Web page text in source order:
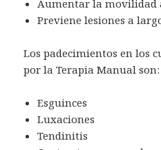
Aumentar la
Previene lesiones a
Los padecimientos en los
por la Terapia Manual son:
Esguinces
Luxaciones
Tendinitis